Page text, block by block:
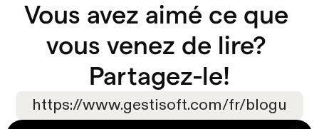
Vous avez aimé ce que
vous venez de lire?
Partagez-le!